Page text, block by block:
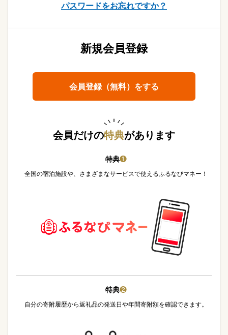
パスワードをお忘れですか？
新規会員登録
会員登録（無料）をする
会員だけの特典があります
特典❶
全国の宿泊施設や、さまざまなサービスで使えるふるなびマネー！
特典❷
自分の寄附履歴から返礼品の発送日や年間寄附額を確認できます。